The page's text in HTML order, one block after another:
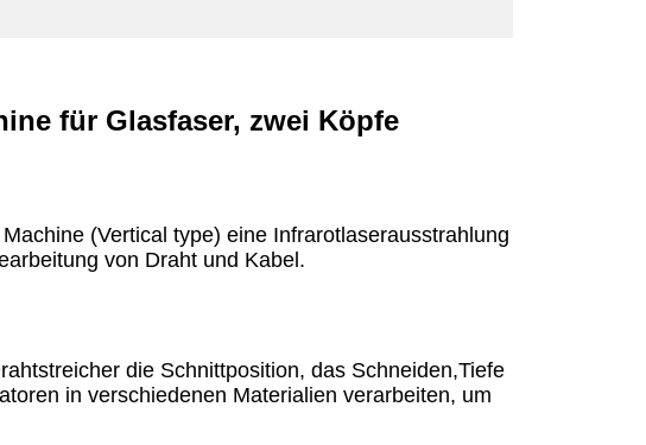
für Glasfaser, zwei Köpfe
(Vertical type) eine Infrarotlaserausstrahlung
von Draht und Kabel.
die Schnittposition, das Schneiden,Tiefe
in verschiedenen Materialien verarbeiten, um